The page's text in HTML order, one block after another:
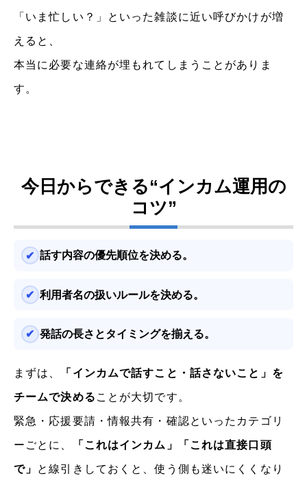
「いま忙しい？」といった雑談に近い呼びかけが増
えると、
本当に必要な連絡が埋もれてしまうことがありま
す。
今日からできる“インカム運用の
コツ”
話す内容の優先順位を決める。
利用者名の扱いルールを決める。
発話の長さとタイミングを揃える。
まずは、 「インカムで話すこと・話さないこと」を
チームで決める ことが大切です。
緊急・応援要請・情報共有・確認といったカテゴリ
ーごとに、 「これはインカム」「これは直接口頭
で」 と線引きしておくと、使う側も迷いにくくなり